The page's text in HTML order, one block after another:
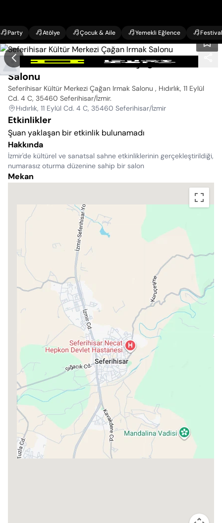
Party Atölye Çocuk & Aile Yemekli Eğlence Festival
Seferihisar Kültür Merkezi Çağan Irmak
Salonu
Seferihisar Kültür Merkezi Çağan Irmak Salonu , Hıdırlık, 11 Eylül
Cd. 4 C, 35460 Seferihisar/İzmir.
Hıdırlık, 11 Eylül Cd. 4 C, 35460 Seferihisar/İzmir
Etkinlikler
Şuan yaklaşan bir etkinlik bulunamadı
Hakkında
İzmir'de kültürel ve sanatsal sahne etkinliklerinin gerçekleştirildiği,
numarasız oturma düzenine sahip bir salon
Mekan